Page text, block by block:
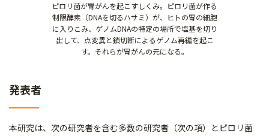
ピロリ菌が胃がんを起こすしくみ。ピロリ菌が作る
制限酵素（DNAを切るハサミ）が、ヒトの胃の細胞
に入りこみ、ゲノムDNAの特定の場所で塩基を切り
出して、点変異と鎖切断によるゲノム再編を起こ
す。それらが胃がんの元になる。
発表者
本研究は、次の研究者を含む多数の研究者（次の項）とピロリ菌